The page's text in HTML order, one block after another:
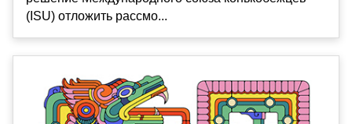
(ISU) отложить рассмо...